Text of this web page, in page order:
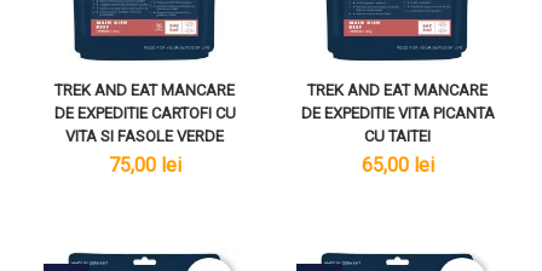
TREK AND EAT MANCARE
DE EXPEDITIE CARTOFI CU
VITA SI FASOLE VERDE
lei
75,00 lei
TREK AND EAT MANCARE
DE EXPEDITIE VITA PICANTA
CU TAITEI
lei
65,00 lei